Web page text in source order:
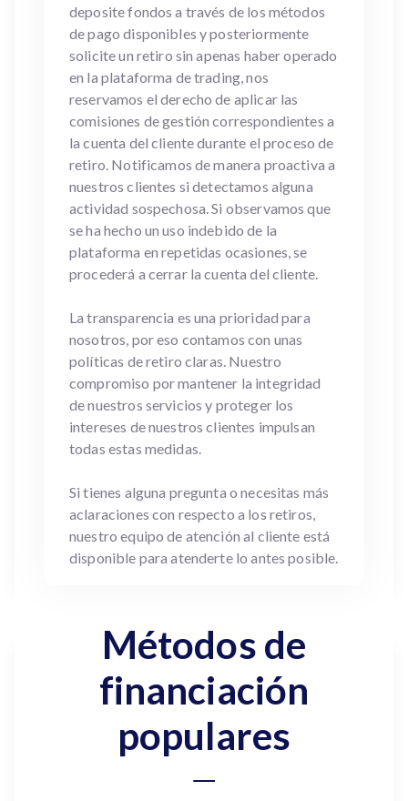
deposite fondos a través de los métodos
de pago disponibles y posteriormente
solicite un retiro sin apenas haber operado
en la plataforma de trading, nos
reservamos el derecho de aplicar las
comisiones de gestión correspondientes a
la cuenta del cliente durante el proceso de
retiro. Notificamos de manera proactiva a
nuestros clientes si detectamos alguna
actividad sospechosa. Si observamos que
se ha hecho un uso indebido de la
plataforma en repetidas ocasiones, se
procederá a cerrar la cuenta del cliente.
La transparencia es una prioridad para
nosotros, por eso contamos con unas
políticas de retiro claras. Nuestro
compromiso por mantener la integridad
de nuestros servicios y proteger los
intereses de nuestros clientes impulsan
todas estas medidas.
Si tienes alguna pregunta o necesitas más
aclaraciones con respecto a los retiros,
nuestro equipo de atención al cliente está
disponible para atenderte lo antes posible.
Métodos de
financiación
populares